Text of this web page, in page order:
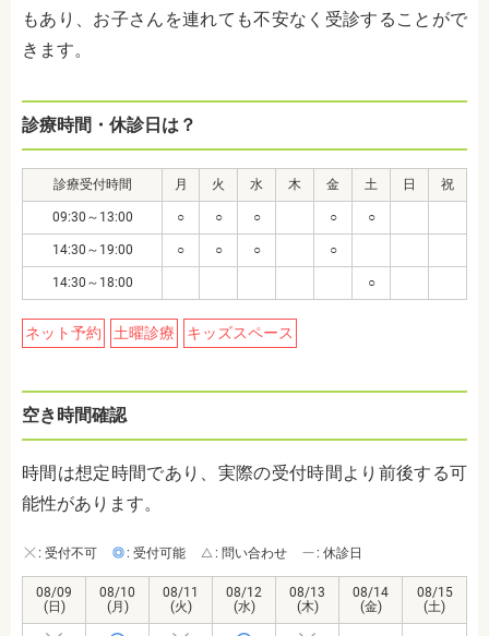
もあり、お子さんを連れても不安なく受診することがで
きます。
診療時間・休診日は？
診療受付時間 月 火 水 木 金 土 日 祝
09:30～13:00 ○ ○ ○ ○ ○
14:30～19:00 ○ ○ ○ ○
14:30～18:00 ○
ネット予約 土曜診療 キッズスペース
空き時間確認
時間は想定時間であり、実際の受付時間より前後する可
能性があります。
: 受付不可 : 受付可能 : 問い合わせ : 休診日
08/09
(日)
08/10
(月)
08/11
(火)
08/12
(水)
08/13
(木)
08/14
(金)
08/15
(土)